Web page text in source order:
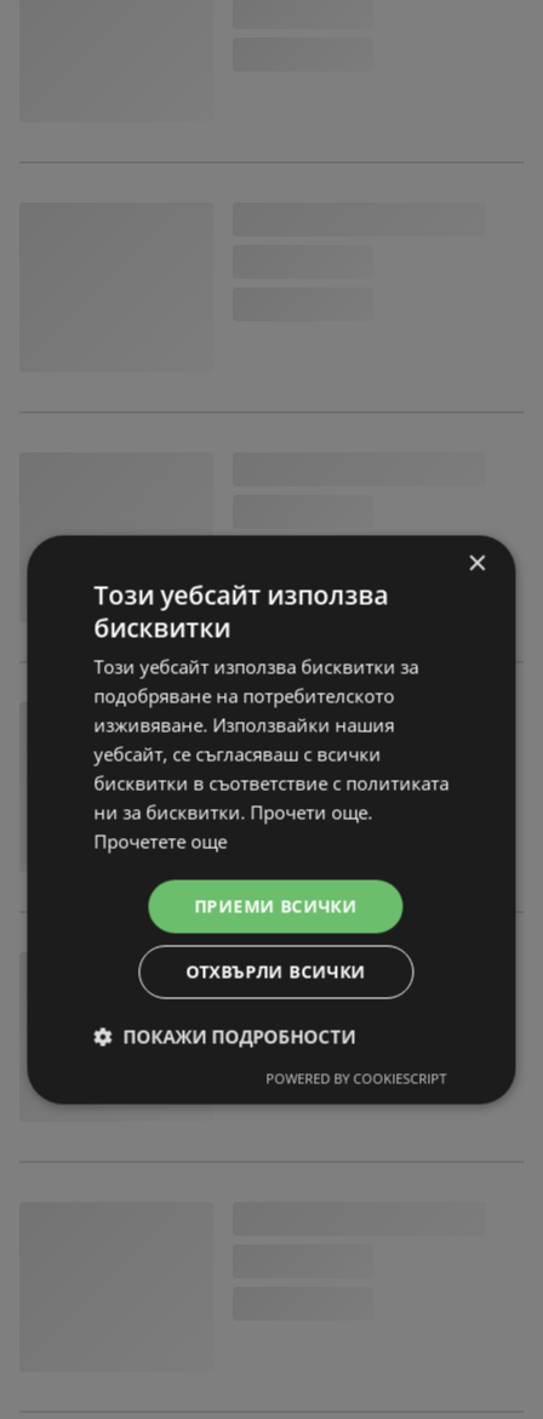
×
Този уебсайт използва
бисквитки
Този уебсайт използва бисквитки за
подобряване на потребителското
изживяване. Използвайки нашия
уебсайт, се съгласяваш с всички
бисквитки в съответствие с политиката
ни за бисквитки. Прочети още.
Прочетете още
ПРИЕМИ ВСИЧКИ
ОТХВЪРЛИ ВСИЧКИ
ПОКАЖИ ПОДРОБНОСТИ
POWERED BY COOKIESCRIPT